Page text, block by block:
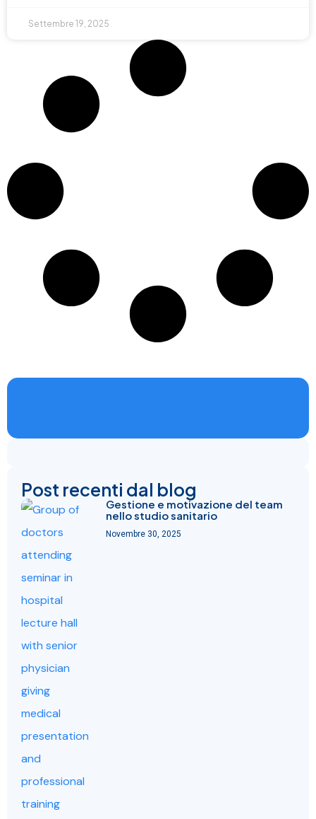
Settembre 19, 2025
Post recenti dal blog
Gestione e motivazione del team
nello studio sanitario
Novembre 30, 2025